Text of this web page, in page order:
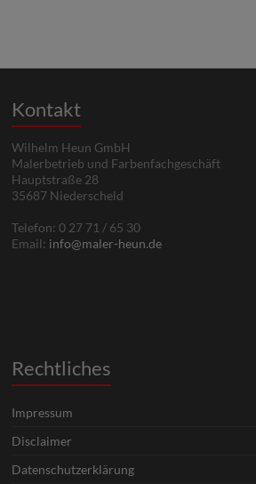
Kontakt
Wilhelm Heun GmbH
Malerbetrieb und Farbenfachgeschäft
Hauptstraße 28
35687 Niederscheld
Telefon: 0 27 71 / 65 30
Email: info@maler-heun.de
Rechtliches
Impressum
Disclaimer
Datenschutzerklärung